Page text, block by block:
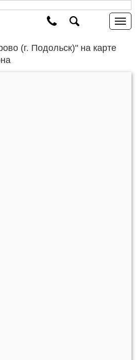
(г. Подольск)" на карте